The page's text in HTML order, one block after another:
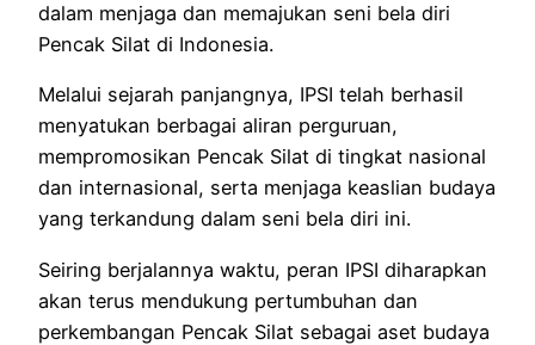
dalam menjaga dan memajukan seni bela diri
Pencak Silat di Indonesia.
Melalui sejarah panjangnya, IPSI telah berhasil
menyatukan berbagai aliran perguruan,
mempromosikan Pencak Silat di tingkat nasional
dan internasional, serta menjaga keaslian budaya
yang terkandung dalam seni bela diri ini.
Seiring berjalannya waktu, peran IPSI diharapkan
akan terus mendukung pertumbuhan dan
perkembangan Pencak Silat sebagai aset budaya